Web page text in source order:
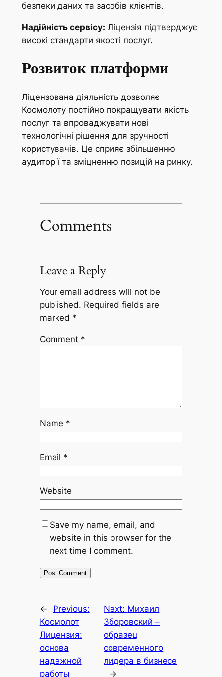
безпеки даних та засобів клієнтів.
Надійність сервісу: Ліцензія підтверджує
високі стандарти якості послуг.
Розвиток платформи
Ліцензована діяльність дозволяє
Космолоту постійно покращувати якість
послуг та впроваджувати нові
технологічні рішення для зручності
користувачів. Це сприяє збільшенню
аудиторії та зміцненню позицій на ринку.
Comments
Leave a Reply
Your email address will not be
published. Required fields are
marked *
Comment *
Name *
Email *
Website
Save my name, email, and
website in this browser for the
next time I comment.
←
Previous:
Космолот
Лицензия:
основа
надежной
работы
Next: Михаил
Зборовский –
образец
современного
лидера в бизнесе
→